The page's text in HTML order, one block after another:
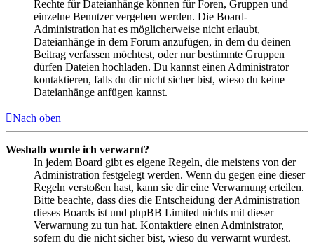
Rechte für Dateianhänge können für Foren, Gruppen und
einzelne Benutzer vergeben werden. Die Board-
Administration hat es möglicherweise nicht erlaubt,
Dateianhänge in dem Forum anzufügen, in dem du deinen
Beitrag verfassen möchtest, oder nur bestimmte Gruppen
dürfen Dateien hochladen. Du kannst einen Administrator
kontaktieren, falls du dir nicht sicher bist, wieso du keine
Dateianhänge anfügen kannst.
Nach oben
Weshalb wurde ich verwarnt?
In jedem Board gibt es eigene Regeln, die meistens von der
Administration festgelegt werden. Wenn du gegen eine dieser
Regeln verstoßen hast, kann sie dir eine Verwarnung erteilen.
Bitte beachte, dass dies die Entscheidung der Administration
dieses Boards ist und phpBB Limited nichts mit dieser
Verwarnung zu tun hat. Kontaktiere einen Administrator,
sofern du die nicht sicher bist, wieso du verwarnt wurdest.